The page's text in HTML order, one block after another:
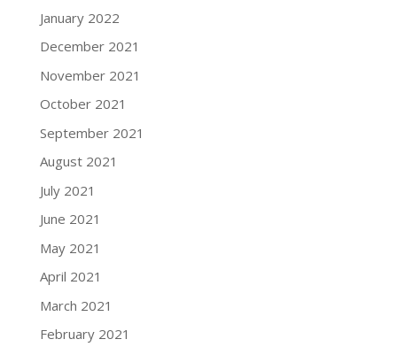
January 2022
December 2021
November 2021
October 2021
September 2021
August 2021
July 2021
June 2021
May 2021
April 2021
March 2021
February 2021